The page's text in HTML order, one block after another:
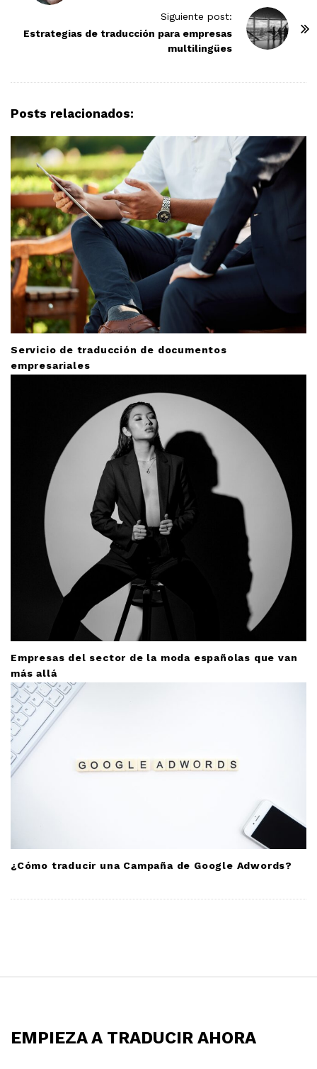
Siguiente post:
Estrategias de traducción para empresas
multilingües
Posts relacionados:
Servicio de traducción de documentos
empresariales
Empresas del sector de la moda españolas que van
más allá
¿Cómo traducir una Campaña de Google Adwords?
EMPIEZA A TRADUCIR AHORA